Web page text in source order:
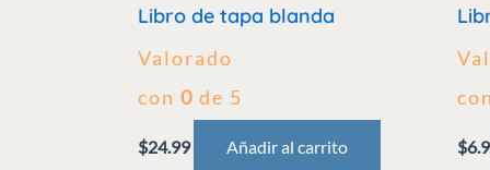
Libro de tapa blanda
Valorado
con 0 de 5
$24.99 Añadir al carrito
con
$